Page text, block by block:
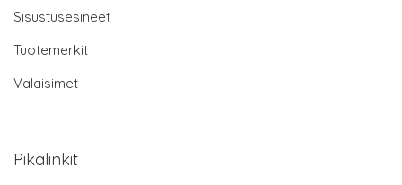
Sisustusesineet
Tuotemerkit
Valaisimet
Pikalinkit